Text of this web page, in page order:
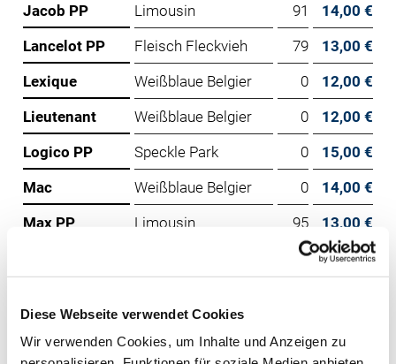
Diese Webseite verwendet Cookies
Wir verwenden Cookies, um Inhalte und Anzeigen zu
Jacob PP
Limousin 91
14,00 €
Lancelot PP
Fleisch Fleckvieh 79
13,00 €
Lexique
Weißblaue Belgier 0
12,00 €
Lieutenant
Weißblaue Belgier 0
12,00 €
Logico PP
Speckle Park 0
15,00 €
Mac
Weißblaue Belgier 0
14,00 €
Max PP
Limousin 95
13,00 €
119
13,00 €